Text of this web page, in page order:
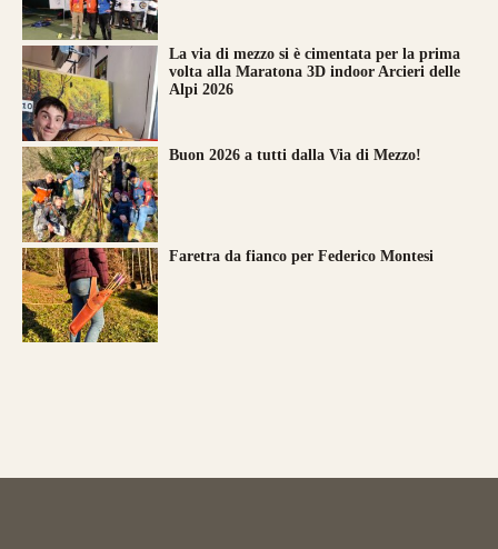
La via di mezzo si è cimentata per la prima
volta alla Maratona 3D indoor Arcieri delle
Alpi 2026
Buon 2026 a tutti dalla Via di Mezzo!
Faretra da fianco per Federico Montesi